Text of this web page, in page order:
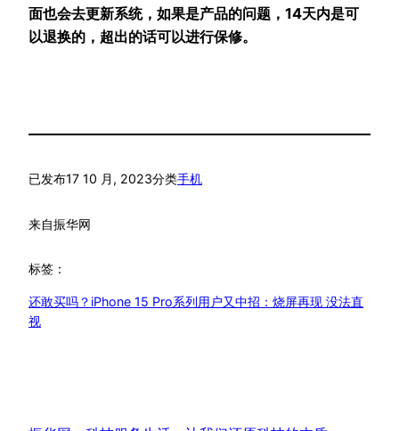
面也会去更新系统，如果是产品的问题，14天内是可
以退换的，超出的话可以进行保修。
已发布17 10 月, 2023分类手机
来自振华网
标签：
还敢买吗？iPhone 15 Pro系列用户又中招：烧屏再现 没法直
视